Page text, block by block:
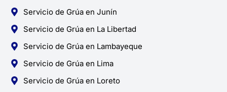
Servicio de Grúa en Junín
Servicio de Grúa en La Libertad
Servicio de Grúa en Lambayeque
Servicio de Grúa en Lima
Servicio de Grúa en Loreto